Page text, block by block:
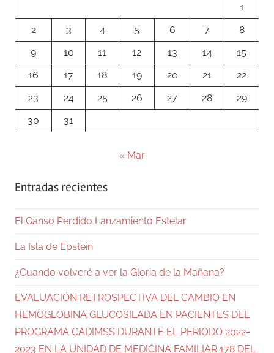
1
2
3 4 5 6 7
8
9
10 11 12 13 14
15
16
17 18 19 20 21
22
23
24 25 26 27 28
29
30
31
« Mar
Entradas recientes
El Ganso Perdido Lanzamiento Estelar
La Isla de Epstein
¿Cuando volveré a ver la Gloria de la Mañana?
EVALUACIÓN RETROSPECTIVA DEL CAMBIO EN
HEMOGLOBINA GLUCOSILADA EN PACIENTES DEL
PROGRAMA CADIMSS DURANTE EL PERIODO 2022-
2023 EN LA UNIDAD DE MEDICINA FAMILIAR 178 DEL